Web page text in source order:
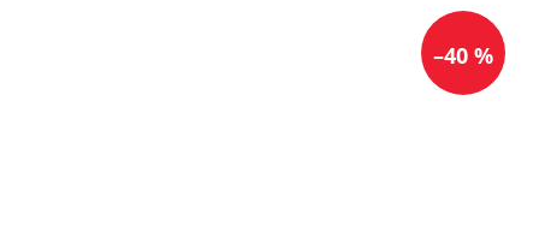
–40 %